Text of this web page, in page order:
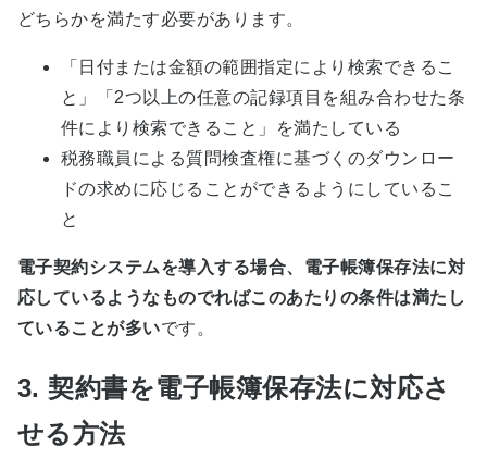
どちらかを満たす必要があります。
「日付または金額の範囲指定により検索できるこ
と」「2つ以上の任意の記録項目を組み合わせた条
件により検索できること」を満たしている
税務職員による質問検査権に基づくのダウンロー
ドの求めに応じることができるようにしているこ
と
電子契約システムを導入する場合、電子帳簿保存法に対
応しているようなものでればこのあたりの条件は満たし
ていることが多いです。
3. 契約書を電子帳簿保存法に対応さ
せる方法